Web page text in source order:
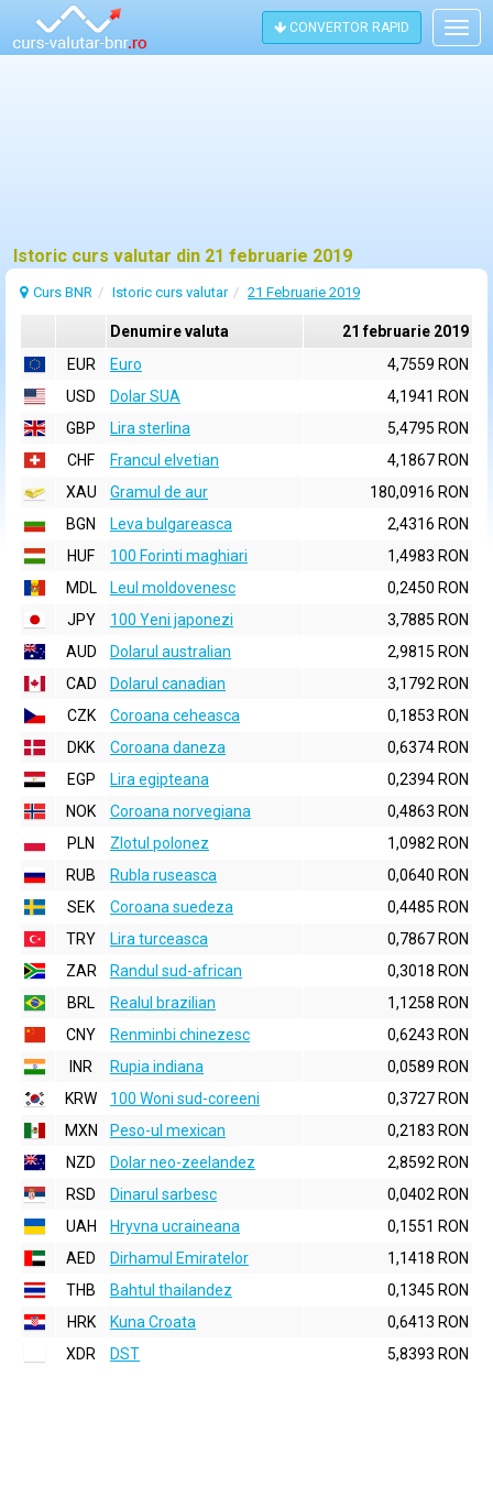
CONVERTOR RAPID
Istoric curs valutar din 21 februarie 2019
Curs BNR Istoric curs valutar 21 Februarie 2019
Denumire valuta
21 februarie 2019
EUR
Euro
4,7559 RON
USD
Dolar SUA
4,1941 RON
GBP
Lira sterlina
5,4795 RON
CHF
Francul elvetian
4,1867 RON
XAU
Gramul de aur
180,0916 RON
BGN
Leva bulgareasca
2,4316 RON
HUF
100 Forinti maghiari
1,4983 RON
MDL
Leul moldovenesc
0,2450 RON
JPY
100 Yeni japonezi
3,7885 RON
AUD
Dolarul australian
2,9815 RON
CAD
Dolarul canadian
3,1792 RON
CZK
Coroana ceheasca
0,1853 RON
DKK
Coroana daneza
0,6374 RON
EGP
Lira egipteana
0,2394 RON
NOK
Coroana norvegiana
0,4863 RON
PLN
Zlotul polonez
1,0982 RON
RUB
Rubla ruseasca
0,0640 RON
SEK
Coroana suedeza
0,4485 RON
TRY
Lira turceasca
0,7867 RON
ZAR
Randul sud-african
0,3018 RON
BRL
Realul brazilian
1,1258 RON
CNY
Renminbi chinezesc
0,6243 RON
INR
Rupia indiana
0,0589 RON
KRW
100 Woni sud-coreeni
0,3727 RON
MXN
Peso-ul mexican
0,2183 RON
NZD
Dolar neo-zeelandez
2,8592 RON
RSD
Dinarul sarbesc
0,0402 RON
UAH
Hryvna ucraineana
0,1551 RON
AED
Dirhamul Emiratelor
1,1418 RON
THB
Bahtul thailandez
0,1345 RON
HRK
Kuna Croata
0,6413 RON
XDR
DST 5,8393 RON